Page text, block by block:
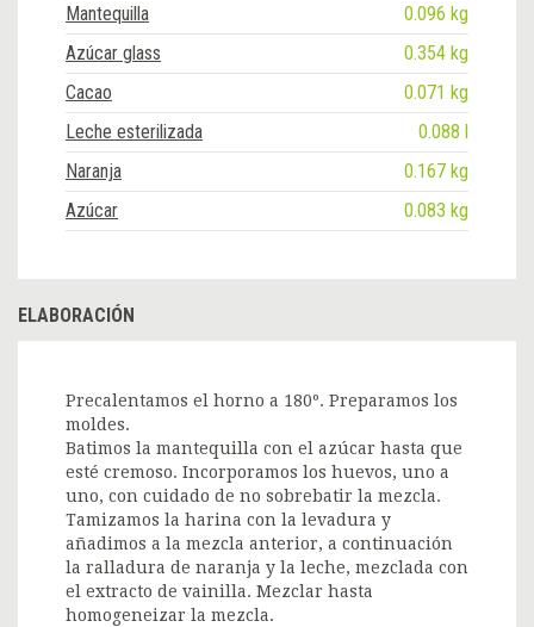
Mantequilla
0.096 kg
Azúcar glass
0.354 kg
Cacao
0.071 kg
Leche esterilizada
0.088 l
Naranja
0.167 kg
Azúcar
0.083 kg
ELABORACIÓN
Precalentamos el horno a 180º. Preparamos los
moldes.
Batimos la mantequilla con el azúcar hasta que
esté cremoso. Incorporamos los huevos, uno a
uno, con cuidado de no sobrebatir la mezcla.
Tamizamos la harina con la levadura y
añadimos a la mezcla anterior, a continuación
la ralladura de naranja y la leche, mezclada con
el extracto de vainilla. Mezclar hasta
homogeneizar la mezcla.